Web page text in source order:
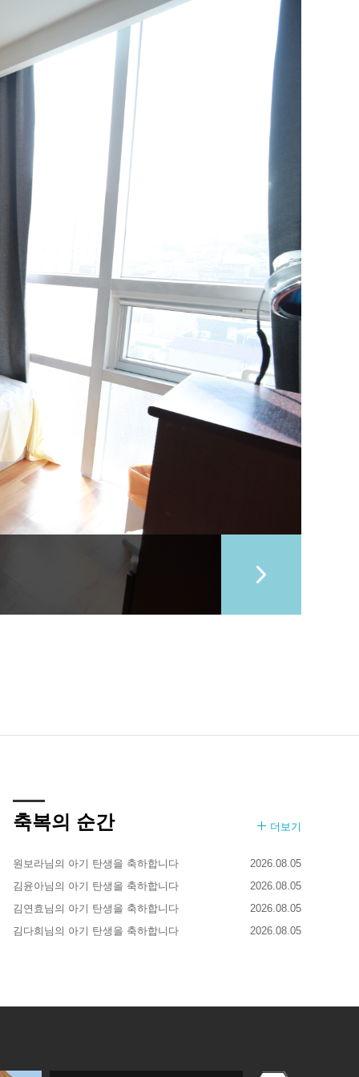
축복의 순간 더보기
원보라님의 아기 탄생을 축하합니다
2026.08.05
김윤아님의 아기 탄생을 축하합니다
2026.08.05
김연효님의 아기 탄생을 축하합니다
2026.08.05
김다희님의 아기 탄생을 축하합니다
2026.08.05